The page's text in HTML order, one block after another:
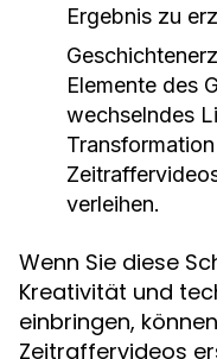
Ergebnis zu
Elemente des
wechselndes
verleihen.
Wenn Sie diese
Kreativität und
einbringen,
Zeitraffervideos